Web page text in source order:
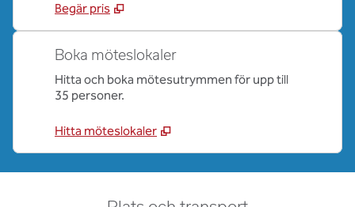
Begär pris
Boka möteslokaler
Hitta och boka mötesutrymmen för upp till
35 personer.
Hitta möteslokaler